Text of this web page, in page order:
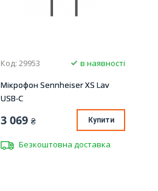
Код: 29953
в наявності
Мікрофон Sennheiser XS Lav
USB-C
3 069 ₴ Купити
Безкоштовна доставка